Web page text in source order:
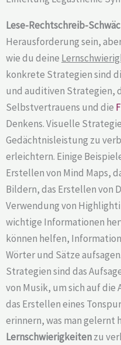
Lese-Rechtschreib-
Herausforderung sein,
wie du deine
konkrete Strategien sind
und auditiven Strategien,
Selbstvertrauens und die
Denkens. Visuelle
Gedächtnisleistung zu
erleichtern. Einige
Erstellen von Mind Maps,
Bildern, das Erstellen von
Verwendung von
wichtige Informationen
können helfen,
Wörter und Sätze
Strategien sind das
von Musik, um sich auf
das Erstellen eines
erinnern, was man gelernt
Lernschwierigkeitenzu